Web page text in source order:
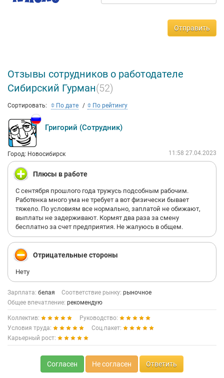
Отправить
Отзывы сотрудников о работодателе
Сибирский Гурман(52)
Сортировать: По дате По рейтингу
Григорий (Сотрудник)
Город: Новосибирск 11:58 27.04.2023
Плюсы в работе
С сентября прошлого года тружусь подсобным рабочим.
Работенка много ума не требует а вот физически бывает
тяжело. По условиям все нормально, заплатой не обижают,
выплаты не задерживают. Кормят два раза за смену
бесплатно за счет предприятия. Не жалуюсь в общем.
Отрицательные стороны
Нету
Зарплата: белая Соответствие рынку: рыночное
Общее впечатление: рекомендую
Коллектив:
Руководство:
Условия труда:
Соц.пакет:
Карьерный рост:
Согласен Не согласен Ответить